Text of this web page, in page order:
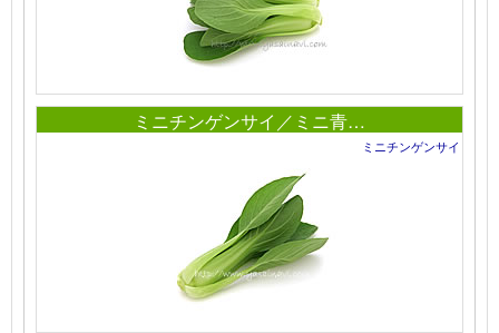
ミニチンゲンサイ／ミニ青…
ミニチンゲンサイ